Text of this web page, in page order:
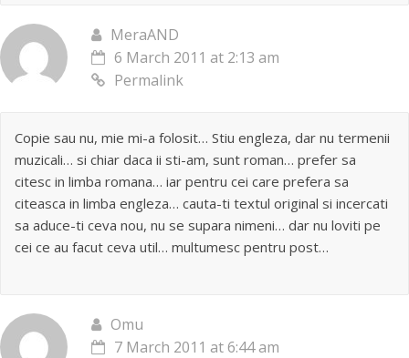
MeraAND
6 March 2011 at 2:13 am
Permalink
Copie sau nu, mie mi-a folosit… Stiu engleza, dar nu termenii
muzicali… si chiar daca ii sti-am, sunt roman… prefer sa
citesc in limba romana… iar pentru cei care prefera sa
citeasca in limba engleza… cauta-ti textul original si incercati
sa aduce-ti ceva nou, nu se supara nimeni… dar nu loviti pe
cei ce au facut ceva util… multumesc pentru post…
Omu
7 March 2011 at 6:44 am